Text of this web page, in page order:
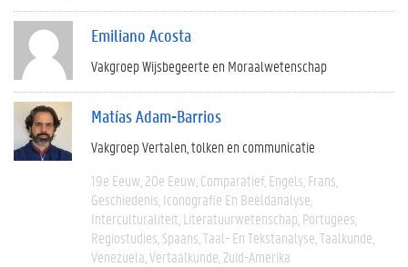
Emiliano Acosta
Vakgroep Wijsbegeerte en Moraalwetenschap
Matías Adam-Barrios
Vakgroep Vertalen, tolken en communicatie
19e Eeuw 20e Eeuw Comparatief Engels Frans
Geschiedenis Iconografie En Beeldanalyse
Interculturaliteit Literatuurwetenschap Portugees
Regiostudies Spaans Taal- En Tekstanalyse Taalkunde
Venezuela Vertaalkunde Zuid-Amerika